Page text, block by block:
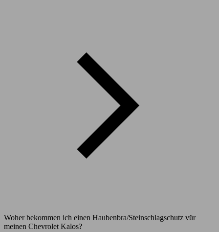
Woher bekommen ich einen Haubenbra/Steinschlagschutz vür
meinen Chevrolet Kalos?